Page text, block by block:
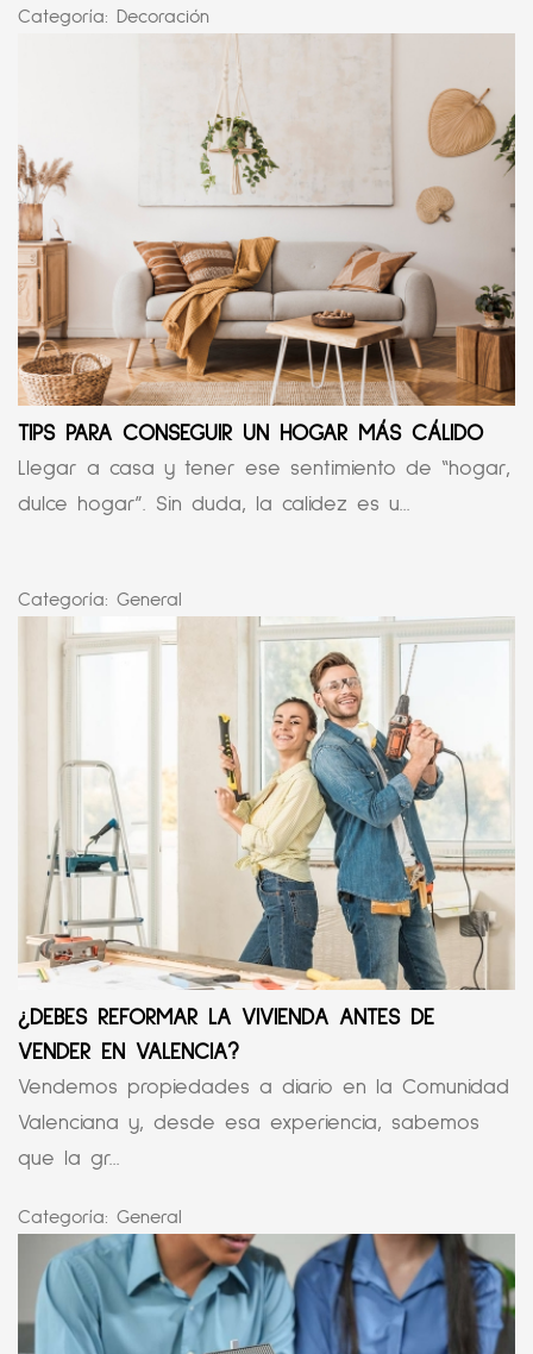
Categoría: Decoración
TIPS PARA CONSEGUIR UN HOGAR MÁS CÁLIDO
Llegar a casa y tener ese sentimiento de “hogar,
dulce hogar”. Sin duda, la calidez es u...
Categoría: General
¿DEBES REFORMAR LA VIVIENDA ANTES DE
VENDER EN VALENCIA?
Vendemos propiedades a diario en la Comunidad
Valenciana y, desde esa experiencia, sabemos
que la gr...
Categoría: General